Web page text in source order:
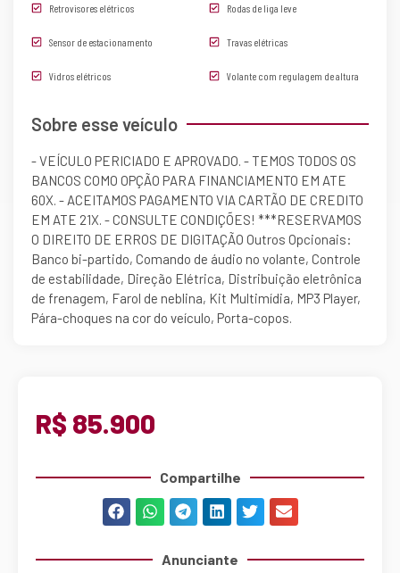
Retrovisores elétricos Rodas de liga leve
Sensor de estacionamento Travas elétricas
Vidros elétricos Volante com regulagem de altura
Sobre esse veículo
- VEÍCULO PERICIADO E APROVADO. - TEMOS TODOS OS
BANCOS COMO OPÇÃO PARA FINANCIAMENTO EM ATE
60X. - ACEITAMOS PAGAMENTO VIA CARTÃO DE CREDITO
EM ATE 21X. - CONSULTE CONDIÇÕES! ***RESERVAMOS
O DIREITO DE ERROS DE DIGITAÇÃO Outros Opcionais:
Banco bi-partido, Comando de áudio no volante, Controle
de estabilidade, Direção Elétrica, Distribuição eletrônica
de frenagem, Farol de neblina, Kit Multimídia, MP3 Player,
Pára-choques na cor do veículo, Porta-copos.
R$ 85.900
Compartilhe
Anunciante